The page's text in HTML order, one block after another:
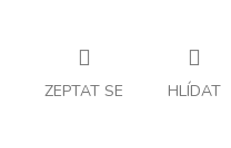
ZEPTAT SE HLÍDAT